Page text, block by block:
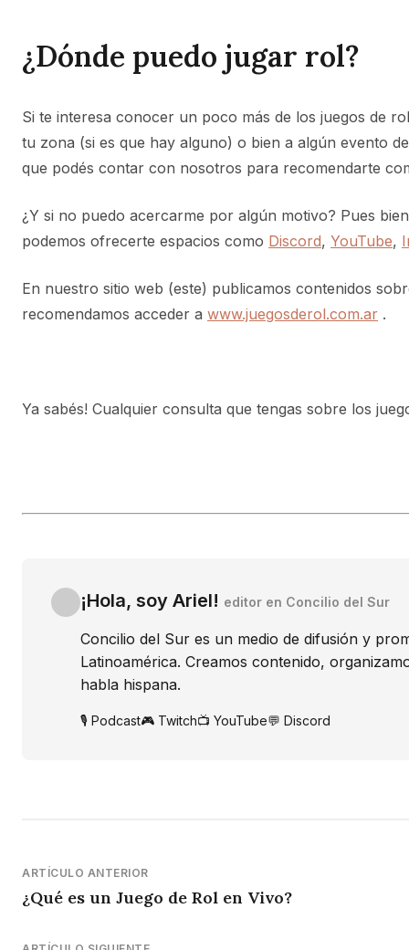
¿Dónde puedo jugar rol?
Si te interesa conocer un poco más de los juegos de
tu zona (si es que hay alguno) o bien a algún evento
que podés contar con nosotros para recomendarte
¿Y si no puedo acercarme por algún motivo? Pues
podemos ofrecerte espacios como Discord, YouTube,
En nuestro sitio web (este) publicamos contenidos
recomendamos acceder a www.juegosderol.com.ar .
Ya sabés! Cualquier consulta que tengas sobre los
¡Hola, soy Ariel! editor en Concilio del Sur
Concilio del Sur es un medio de difusión y
Latinoamérica. Creamos contenido,
habla hispana.
🎙️ Podcast🎮 Twitch📺 YouTube💬 Discord
ARTÍCULO ANTERIOR
¿Qué es un Juego de Rol en Vivo?